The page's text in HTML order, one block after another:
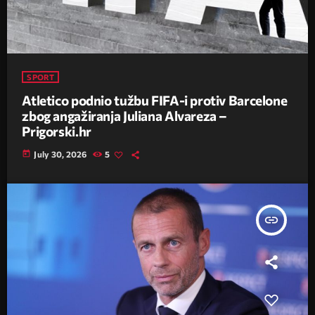
SPORT
Atletico podnio tužbu FIFA-i protiv Barcelone
zbog angažiranja Juliana Alvareza –
Prigorski.hr
today July 30, 2026 5
insert_link